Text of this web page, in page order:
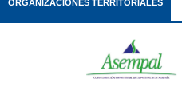
ORGANIZACIONES TERRITORIALES